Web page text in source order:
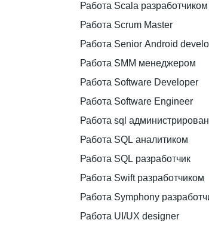
Работа Scala разработчиком
Работа Scrum Master
Работа Senior Android
Работа SMM менеджером
Работа Software Developer
Работа Software Engineer
Работа sql
Работа SQL аналитиком
Работа SQL разработчик
Работа Swift разработчиком
Работа Symphony
Работа UI/UX designer